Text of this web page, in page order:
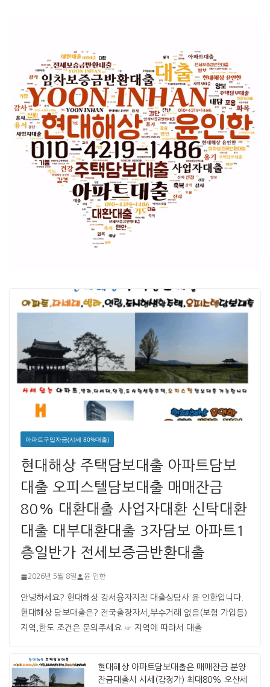
아파트구입자금(시세 80%대출)
현대해상 주택담보대출 아파트담보
대출 오피스텔담보대출 매매잔금
80% 대환대출 사업자대환 신탁대환
대출 대부대환대출 3자담보 아파트1
층일반가 전세보증금반환대출
2026년 5월 8일 윤 인한
안녕하세요? 현대해상 강서융자지점 대출상담사 윤 인한입니다. ​ ​
현대해상 담보대출은? 전국출장자서,부수거래 없음(보험 가입등)
지역,한도 조건은 문의주세요 ☞ 지역에 따라서 대출
현대해상 아파트담보대출은 매매잔금 분양
잔금대출시 시세(감정가) 최대80% 오산세